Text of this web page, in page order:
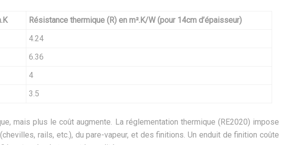
Résistance thermique (R) en m².K/W (pour 14cm d’épaisseur)
4.24
6.36
4
3.5
mais plus le coût augmente. La réglementation thermique (RE2020) impose
rails, etc.), du pare-vapeur, et des finitions. Un enduit de finition coûte